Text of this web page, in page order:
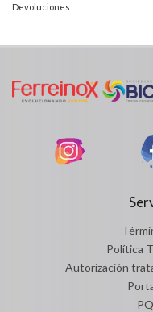
Devoluciones
Política
Autorización